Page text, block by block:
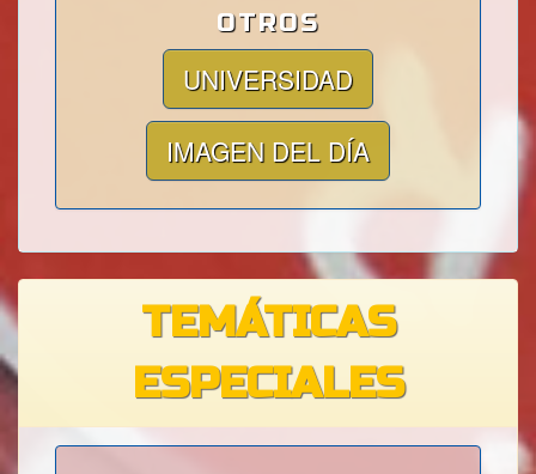
OTROS
UNIVERSIDAD
IMAGEN DEL DÍA
TEMÁTICAS
ESPECIALES